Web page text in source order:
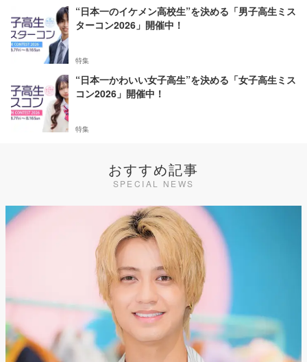
“日本一のイケメン高校生”を決める「男子高生ミス
ターコン2026」開催中！
特集
“日本一かわいい女子高生”を決める「女子高生ミス
コン2026」開催中！
特集
おすすめ記事
SPECIAL NEWS